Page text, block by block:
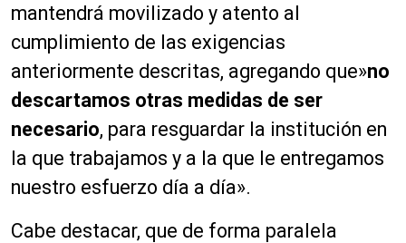
mantendrá movilizado y atento al
cumplimiento de las exigencias
anteriormente descritas, agregando que»no
descartamos otras medidas de ser
necesario, para resguardar la institución en
la que trabajamos y a la que le entregamos
nuestro esfuerzo día a día».
Cabe destacar, que de forma paralela